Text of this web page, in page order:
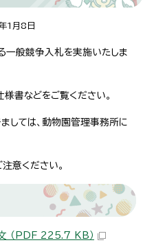
1月8日
一般競争入札を実施いたしま
書などをご覧ください。
しては、動物園管理事務所に
意ください。
（PDF 225.7 KB）